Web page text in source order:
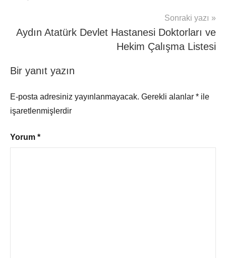
Sonraki yazı
Aydın Atatürk Devlet Hastanesi Doktorları ve
Hekim Çalışma Listesi
Bir yanıt yazın
E-posta adresiniz yayınlanmayacak. Gerekli alanlar * ile
işaretlenmişlerdir
Yorum *